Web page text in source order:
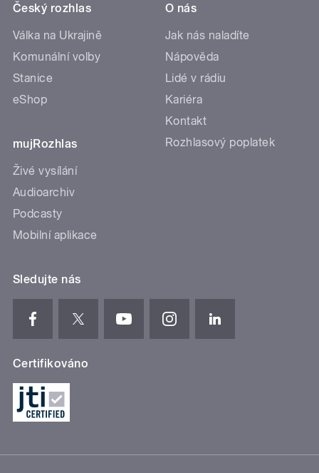
Český rozhlas
Válka na Ukrajině
Komunální volby
Stanice
eShop
mujRozhlas
Živé vysílání
Audioarchiv
Podcasty
Mobilní aplikace
O nás
Jak nás naladíte
Nápověda
Lidé v rádiu
Kariéra
Kontakt
Rozhlasový poplatek
Sledujte nás
Certifikováno